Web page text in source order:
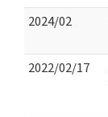
2024/02
2022/02/17